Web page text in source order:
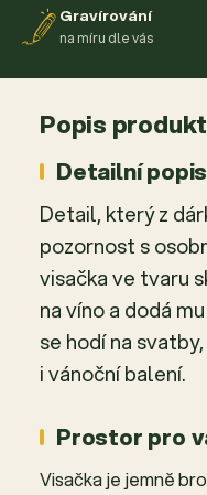
Gravírování
na míru dle vás
Popis
Detailní
Detail, který z
pozornost s
visačka ve tvaru
na víno a dodá
se hodí na
i vánoční balení.
Prostor pro
Visačka je jemně